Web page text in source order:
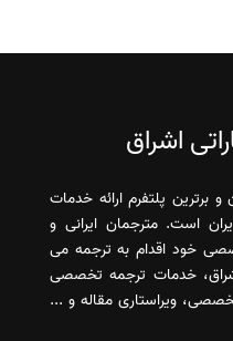
اشراق
برترین پلتفرم ارائه خدمات
است. مترجمان ایرانی و
خود اقدام به ترجمه می
خدمات ترجمه تخصصی
ویراستاری مقاله و ...